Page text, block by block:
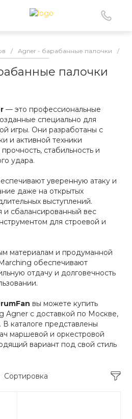
/ Agner - барабанные палочки /
палочки
— это профессиональные
специально для
игры. Они разработаны с
и активной техники
стабильность и
удара.
уверенную атаку и
даже на открытых
выступлений.
и сбалансированный вес
для строевой и
материалам и продуманной
обеспечивают
отдачу и долговечность
вы можете купить
Agner с доставкой по Москве,
каталоге представлены
маршевой и оркестровой
вариант под свой стиль
Сортировка